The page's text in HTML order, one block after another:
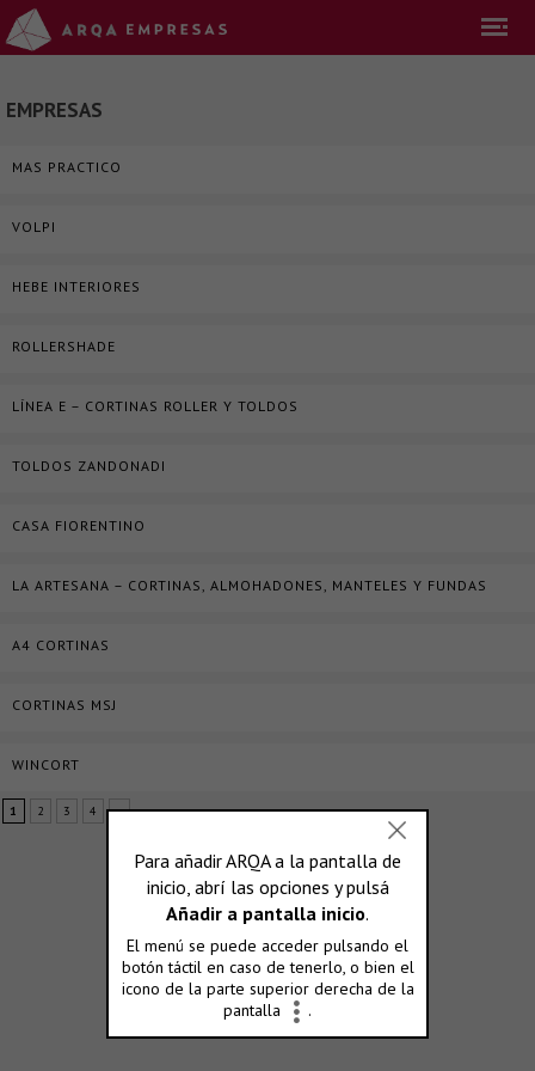
EMPRESAS
MAS PRACTICO
VOLPI
HEBE INTERIORES
ROLLERSHADE
LÍNEA E – CORTINAS ROLLER Y TOLDOS
TOLDOS ZANDONADI
CASA FIORENTINO
LA ARTESANA – CORTINAS, ALMOHADONES, MANTELES Y FUNDAS
A4 CORTINAS
CORTINAS MSJ
WINCORT
1 2 3 4 »